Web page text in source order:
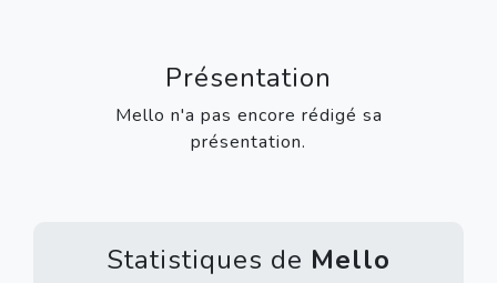
Présentation
Mello n'a pas encore rédigé sa
présentation.
Statistiques de Mello